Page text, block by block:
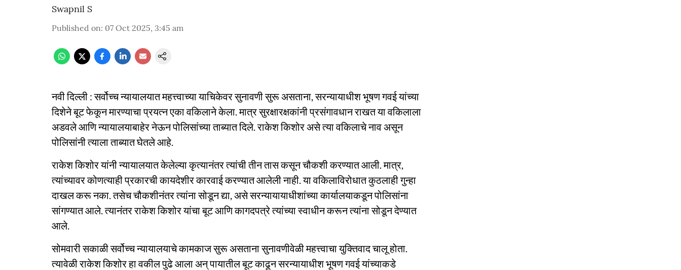
Swapnil S
Published on: 07 Oct 2025, 3:45 am
नवी दिल्ली : सर्वोच्च न्यायालयात महत्त्वाच्या याचिकेवर सुनावणी सुरू असताना, सरन्यायाधीश भूषण गवई यांच्या
दिशेने बूट फेकून मारण्याचा प्रयत्न एका वकिलाने केला. मात्र सुरक्षारक्षकांनी प्रसंगावधान राखत या वकिलाला
अडवले आणि न्यायालयाबाहेर नेऊन पोलिसांच्या ताब्यात दिले. राकेश किशोर असे त्या वकिलाचे नाव असून
पोलिसांनी त्याला ताब्यात घेतले आहे.
राकेश किशोर यांनी न्यायालयात केलेल्या कृत्यानंतर त्यांची तीन तास कसून चौकशी करण्यात आली. मात्र,
त्यांच्यावर कोणत्याही प्रकारची कायदेशीर कारवाई करण्यात आलेली नाही. या वकिलाविरोधात कुठलाही गुन्हा
दाखल करू नका. तसेच चौकशीनंतर त्यांना सोडून द्या, असे सरन्यायायाधीशांच्या कार्यालयाकडून पोलिसांना
सांगण्यात आले. त्यानंतर राकेश किशोर यांचा बूट आणि कागदपत्रे त्यांच्या स्वाधीन करून त्यांना सोडून देण्यात
आले.
सोमवारी सकाळी सर्वोच्च न्यायालयाचे कामकाज सुरू असताना सुनावणीवेळी महत्त्वाचा युक्तिवाद चालू होता.
त्यावेळी राकेश किशोर हा वकील पुढे आला अन् पायातील बूट काढून सरन्यायाधीश भूषण गवई यांच्याकडे